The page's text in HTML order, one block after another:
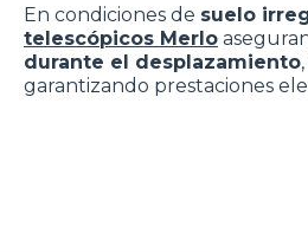
En condiciones de suelo
telescópicos Merlo
durante el desplazamiento,
garantizando prestaciones